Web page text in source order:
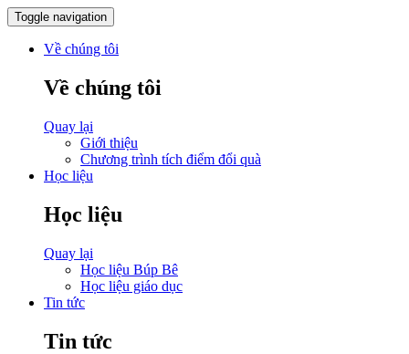
Toggle navigation
Về chúng tôi
Về chúng tôi
Quay lại
Giới thiệu
Chương trình tích điểm đổi quà
Học liệu
Học liệu
Quay lại
Học liệu Búp Bê
Học liệu giáo dục
Tin tức
Tin tức